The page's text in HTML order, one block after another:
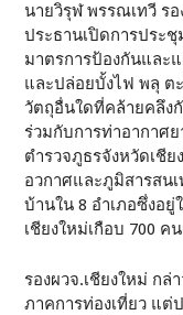
นายวิรุฬ พรรณเทวี รอ
ประธานเปิดการประ
มาตรการป้องกันและ
และปล่อยบั้งไฟ พลุ ต
วัตถุอื่นใดที่คล้ายคลึง
ร่วมกับการท่าอากาศ
ตำรวจภูธรจังหวัดเชี
อวกาศและภูมิสารสน
บ้านใน 8 อำเภอซึ่งอ
เชียงใหม่เกือบ 700 ค
รองผวจ.เชียงใหม่ กล่
ภาคการท่องเที่ยว แต่